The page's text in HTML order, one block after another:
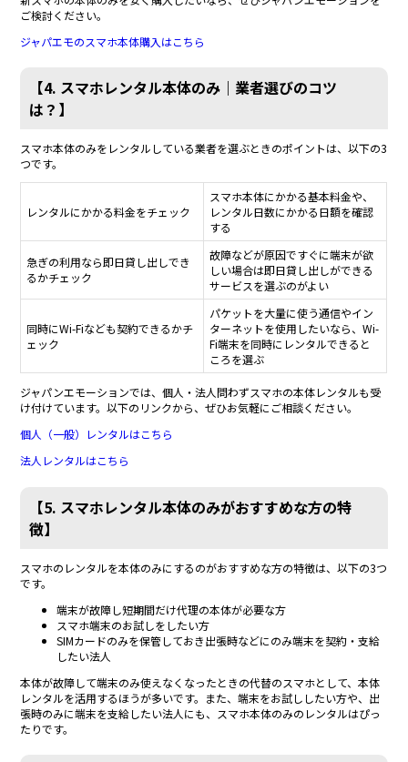
ご検討ください。
ジャパエモのスマホ本体購入はこちら
【4. スマホレンタル本体のみ｜業者選びのコツ
は？】
スマホ本体のみをレンタルしている業者を選ぶときのポイントは、以下の3
つです。
レンタルにかかる料金をチェック
スマホ本体にかかる基本料金や、
レンタル日数にかかる日額を確認
する
急ぎの利用なら即日貸し出しでき
るかチェック
故障などが原因ですぐに端末が欲
しい場合は即日貸し出しができる
サービスを選ぶのがよい
同時にWi-Fiなども契約できるかチ
ェック
パケットを大量に使う通信やイン
ターネットを使用したいなら、Wi-
Fi端末を同時にレンタルできると
ころを選ぶ
ジャパンエモーションでは、個人・法人問わずスマホの本体レンタルも受
け付けています。以下のリンクから、ぜひお気軽にご相談ください。
個人（一般）レンタルはこちら
法人レンタルはこちら
【5. スマホレンタル本体のみがおすすめな方の特
徴】
スマホのレンタルを本体のみにするのがおすすめな方の特徴は、以下の3つ
です。
端末が故障し短期間だけ代理の本体が必要な方
スマホ端末のお試しをしたい方
SIMカードのみを保管しておき出張時などにのみ端末を契約・支給
したい法人
本体が故障して端末のみ使えなくなったときの代替のスマホとして、本体
レンタルを活用するほうが多いです。また、端末をお試ししたい方や、出
張時のみに端末を支給したい法人にも、スマホ本体のみのレンタルはぴっ
たりです。